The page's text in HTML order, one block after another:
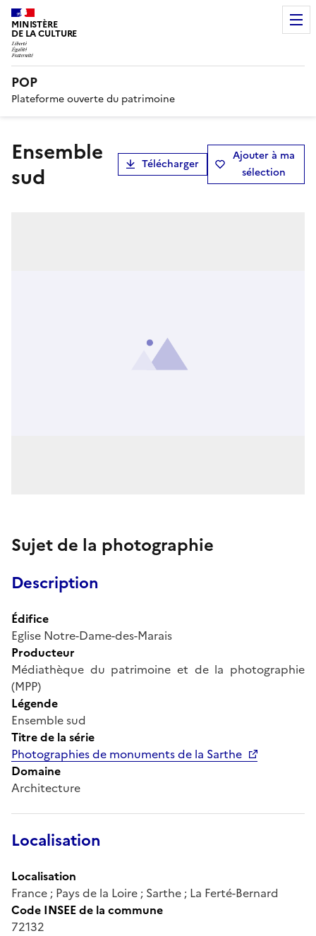
MINISTÈRE
DE LA CULTURE
POP
Plateforme ouverte du patrimoine
Ensemble
sud
Télécharger
Ajouter à ma
sélection
Sujet de la photographie
Description
Édifice
Eglise Notre-Dame-des-Marais
Producteur
Médiathèque du patrimoine et de la photographie
(MPP)
Légende
Ensemble sud
Titre de la série
Photographies de monuments de la Sarthe
Domaine
Architecture
Localisation
Localisation
France ; Pays de la Loire ; Sarthe ; La Ferté-Bernard
Code INSEE de la commune
72132